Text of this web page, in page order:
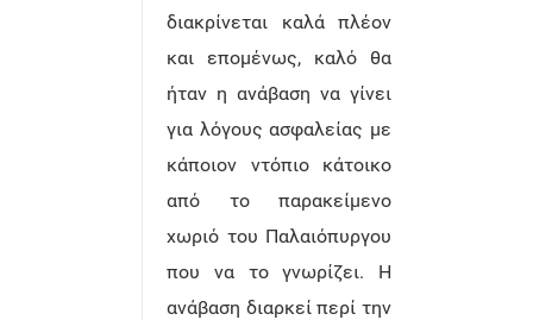
διακρίνεται καλά πλέον
και επομένως, καλό θα
ήταν η ανάβαση να γίνει
για λόγους ασφαλείας με
κάποιον ντόπιο κάτοικο
από το παρακείμενο
χωριό του Παλαιόπυργου
που να το γνωρίζει. Η
ανάβαση διαρκεί περί την